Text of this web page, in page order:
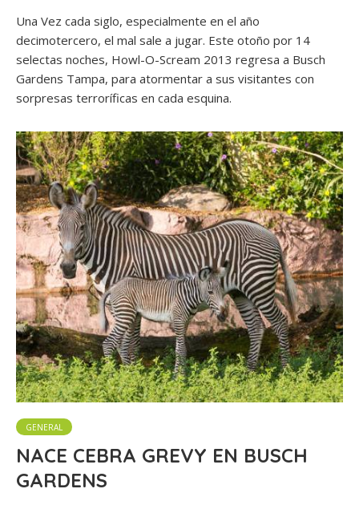
Una Vez cada siglo, especialmente en el año
decimotercero, el mal sale a jugar. Este otoño por 14
selectas noches, Howl-O-Scream 2013 regresa a Busch
Gardens Tampa, para atormentar a sus visitantes con
sorpresas terroríficas en cada esquina.
GENERAL
NACE CEBRA GREVY EN BUSCH
GARDENS